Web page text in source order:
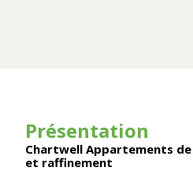
Présentation
Chartwell Appartements
et raffinement